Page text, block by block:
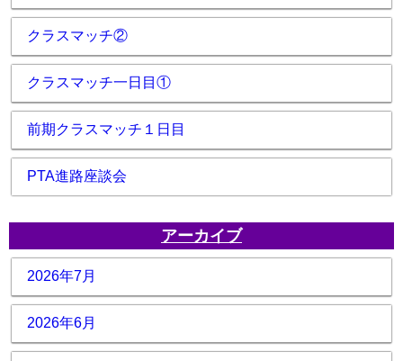
クラスマッチ②
クラスマッチ一日目①
前期クラスマッチ１日目
PTA進路座談会
アーカイブ
2026年7月
2026年6月